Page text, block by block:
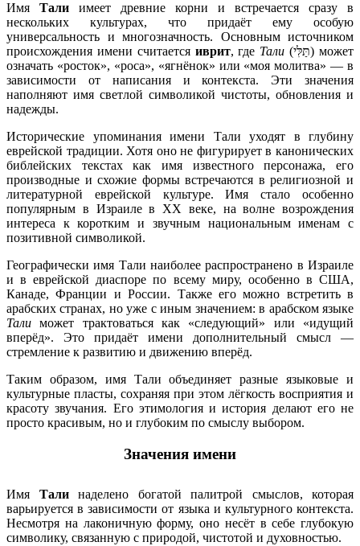
Имя Тали имеет древние корни и встречается сразу в
нескольких культурах, что придаёт ему особую
универсальность и многозначность. Основным источником
происхождения имени считается иврит, где Тали (תַּלִּי) может
означать «росток», «роса», «ягнёнок» или «моя молитва» — в
зависимости от написания и контекста. Эти значения
наполняют имя светлой символикой чистоты, обновления и
надежды.
Исторические упоминания имени Тали уходят в глубину
еврейской традиции. Хотя оно не фигурирует в канонических
библейских текстах как имя известного персонажа, его
производные и схожие формы встречаются в религиозной и
литературной еврейской культуре. Имя стало особенно
популярным в Израиле в XX веке, на волне возрождения
интереса к коротким и звучным национальным именам с
позитивной символикой.
Географически имя Тали наиболее распространено в Израиле
и в еврейской диаспоре по всему миру, особенно в США,
Канаде, Франции и России. Также его можно встретить в
арабских странах, но уже с иным значением: в арабском языке
Тали может трактоваться как «следующий» или «идущий
вперёд». Это придаёт имени дополнительный смысл —
стремление к развитию и движению вперёд.
Таким образом, имя Тали объединяет разные языковые и
культурные пласты, сохраняя при этом лёгкость восприятия и
красоту звучания. Его этимология и история делают его не
просто красивым, но и глубоким по смыслу выбором.
Значения имени
Имя Талинаделено богатой палитрой смыслов, которая
варьируется в зависимости от языка и культурного контекста.
Несмотря на лаконичную форму, оно несёт в себе глубокую
символику, связанную с природой, чистотой и духовностью.